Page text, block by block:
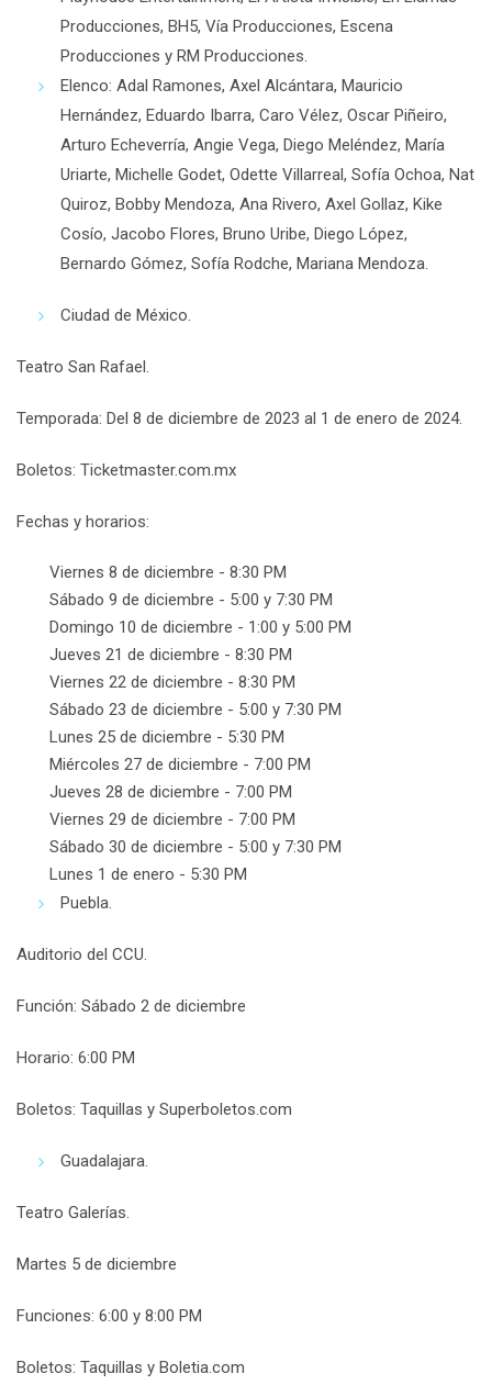
Producciones, BH5, Vía Producciones, Escena
Producciones y RM Producciones.
Elenco: Adal Ramones, Axel Alcántara, Mauricio
Hernández, Eduardo Ibarra, Caro Vélez, Oscar Piñeiro,
Arturo Echeverría, Angie Vega, Diego Meléndez, María
Uriarte, Michelle Godet, Odette Villarreal, Sofía Ochoa, Nat
Quiroz, Bobby Mendoza, Ana Rivero, Axel Gollaz, Kike
Cosío, Jacobo Flores, Bruno Uribe, Diego López,
Bernardo Gómez, Sofía Rodche, Mariana Mendoza.
Ciudad de México.
Teatro San Rafael.
Temporada: Del 8 de diciembre de 2023 al 1 de enero de 2024.
Boletos: Ticketmaster.com.mx
Fechas y horarios:
Viernes 8 de diciembre - 8:30 PM
Sábado 9 de diciembre - 5:00 y 7:30 PM
Domingo 10 de diciembre - 1:00 y 5:00 PM
Jueves 21 de diciembre - 8:30 PM
Viernes 22 de diciembre - 8:30 PM
Sábado 23 de diciembre - 5:00 y 7:30 PM
Lunes 25 de diciembre - 5:30 PM
Miércoles 27 de diciembre - 7:00 PM
Jueves 28 de diciembre - 7:00 PM
Viernes 29 de diciembre - 7:00 PM
Sábado 30 de diciembre - 5:00 y 7:30 PM
Lunes 1 de enero - 5:30 PM
Puebla.
Auditorio del CCU.
Función: Sábado 2 de diciembre
Horario: 6:00 PM
Boletos: Taquillas y Superboletos.com
Guadalajara.
Teatro Galerías.
Martes 5 de diciembre
Funciones: 6:00 y 8:00 PM
Boletos: Taquillas y Boletia.com